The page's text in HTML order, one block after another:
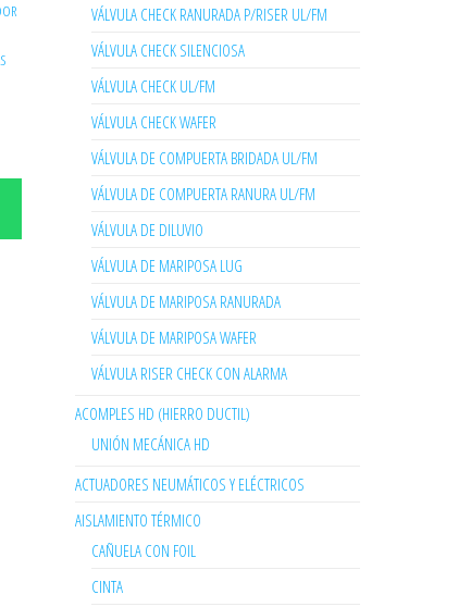
VÁLVULA CHECK RANURADA P/RISER UL/FM
VÁLVULA CHECK SILENCIOSA
VÁLVULA CHECK UL/FM
VÁLVULA CHECK WAFER
VÁLVULA DE COMPUERTA BRIDADA UL/FM
VÁLVULA DE COMPUERTA RANURA UL/FM
VÁLVULA DE DILUVIO
VÁLVULA DE MARIPOSA LUG
VÁLVULA DE MARIPOSA RANURADA
VÁLVULA DE MARIPOSA WAFER
VÁLVULA RISER CHECK CON ALARMA
ACOMPLES HD (HIERRO DUCTIL)
UNIÓN MECÁNICA HD
ACTUADORES NEUMÁTICOS Y ELÉCTRICOS
AISLAMIENTO TÉRMICO
CAÑUELA CON FOIL
CINTA